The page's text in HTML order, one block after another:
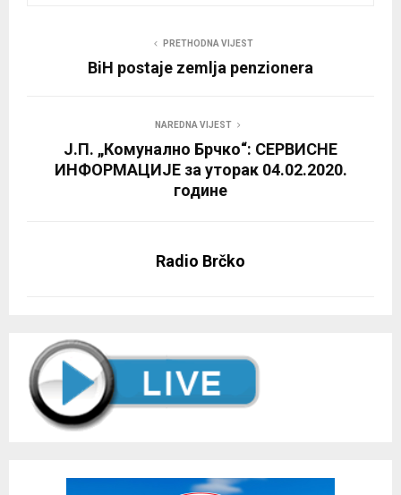
PRETHODNA VIJEST
BiH postaje zemlja penzionera
NAREDNA VIJEST
Ј.П. „Комунално Брчко“: СЕРВИСНЕ
ИНФОРМАЦИЈЕ за уторак 04.02.2020.
године
Radio Brčko